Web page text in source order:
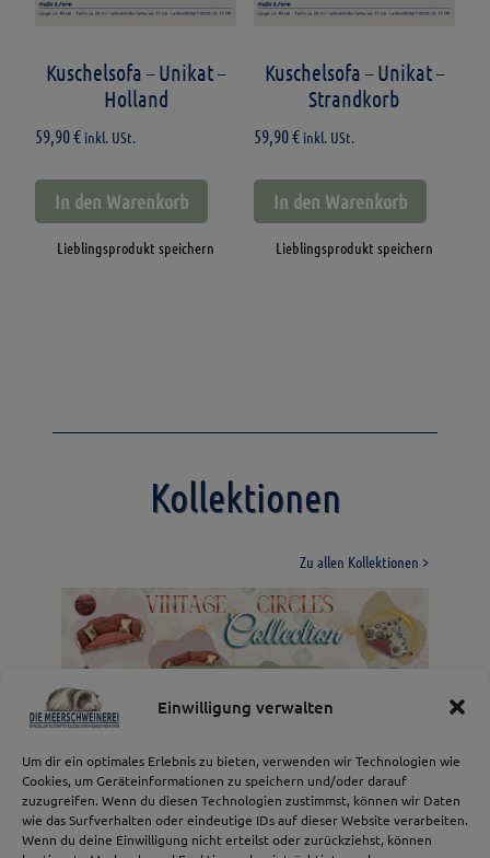
Einwilligung verwalten
Um dir ein optimales Erlebnis zu bieten, verwenden wir Technologien wie
Cookies, um Geräteinformationen zu speichern und/oder darauf
zuzugreifen. Wenn du diesen Technologien zustimmst, können wir Daten
wie das Surfverhalten oder eindeutige IDs auf dieser Website verarbeiten.
Wenn du deine Einwilligung nicht erteilst oder zurückziehst, können
Kuschelsofa – Unikat –
Holland
59,90€ inkl. USt.
In den Warenkorb
Lieblingsprodukt speichern
Kuschelsofa – Unikat –
Strandkorb
59,90€ inkl. USt.
In den Warenkorb
Lieblingsprodukt speichern
Kollektionen
Zu allen Kollektionen >
Daisy Dreams Collection
Spring Collection Daisy Dreams
Spiritual BOHO
Collection
Spiritual BOHO Collection
Collection
Jeans Collection
Jeans Collection
Launiges Gemüse
Launiges Gemüse
Design Collection
Design Collection